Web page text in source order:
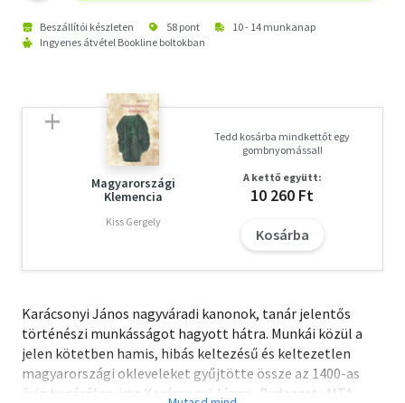
Beszállítói készleten 58 pont
10 - 14 munkanap
Ingyenes átvétel Bookline boltokban
Magyarországi
Klemencia
Kiss Gergely
Tedd kosárba mindkettőt egy
gombnyomással!
A kettő együtt:
10 260 Ft
Kosárba
Karácsonyi János nagyváradi kanonok, tanár jelentős
történészi munkásságot hagyott hátra. Munkái közül a
jelen kötetben hamis, hibás keltezésű és keltezetlen
magyarországi okleveleket gyűjtötte össze az 1400-as
évig bezárólag. irta Karácsonyi János.  Budapest : MTA,